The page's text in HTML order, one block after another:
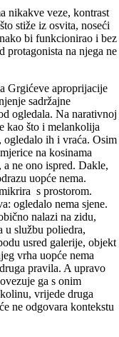
nikakve veze, kontrast
stiže iz osvita, noseći
bi funkcionirao i bez
protagonista na njega ne
Grgićeve aproprijacije
sadržajne
ogledala. Na narativnoj
kao što i melankolija
ih i vraća. Osim
na kosinama
ne ono ispred. Dakle,
uopće nema.
s prostorom.
ogledalo nema sjene.
nalazi na zidu,
u službu poliedra,
usred galerije, objekt
vrha uopće nema
pravila. A upravo
ga s onim
vrijede druga
ne odgovara kontekstu